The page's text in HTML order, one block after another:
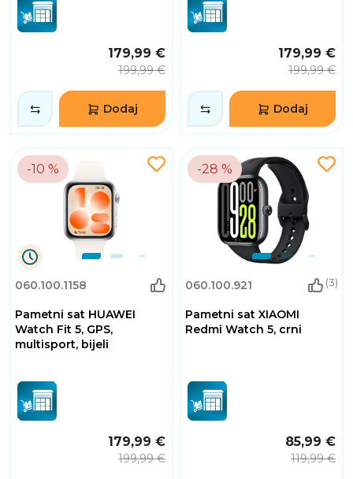
179,99 €
199,99 €
Dodaj
179,99 €
199,99 €
Dodaj
-10 %
060.100.1158
Pametni sat HUAWEI
Watch Fit 5, GPS,
multisport, bijeli
Dana
Sati
2
Minuta
7
179,99 €
199,99 €
-28 %
060.100.921 (3)
Pametni sat XIAOMI
Redmi Watch 5, crni
85,99 €
119,99 €